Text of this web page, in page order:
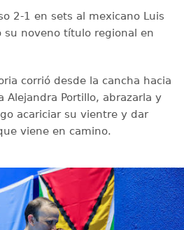
2-1 en sets al mexicano Luis
su noveno título regional en
corrió desde la cancha hacia
Alejandra Portillo, abrazarla y
acariciar su vientre y dar
viene en camino.